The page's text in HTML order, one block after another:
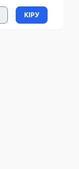
КІРУ